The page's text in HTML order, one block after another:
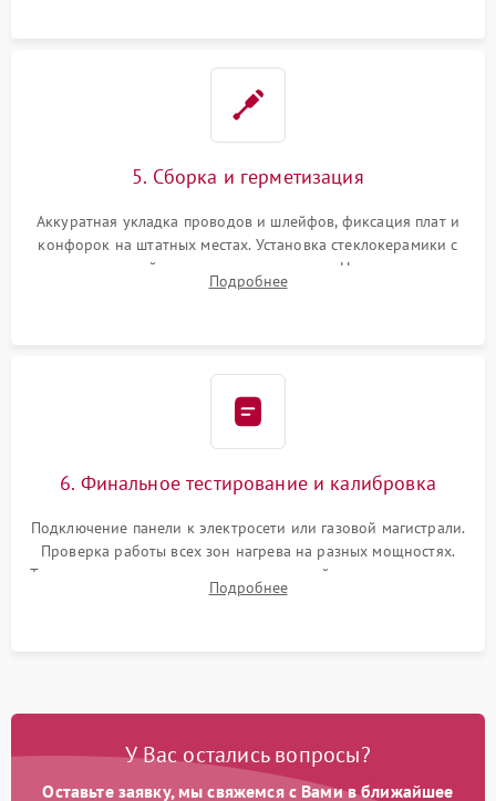
5. Сборка и герметизация
Аккуратная укладка проводов и шлейфов, фиксация плат и
конфорок на штатных местах. Установка стеклокерамики с
проверкой равномерности зазоров. Нанесение
термостойкого герметика или укладка уплотнительной
Подробнее
6. Финальное тестирование и калибровка
Подключение панели к электросети или газовой магистрали.
Проверка работы всех зон нагрева на разных мощностях.
Тестирование сенсорного управления, таймера, индикаторов
остаточного тепла и систем защиты от перегрева.
Подробнее
У Вас остались вопросы?
Оставьте заявку, мы свяжемся с Вами в ближайшее